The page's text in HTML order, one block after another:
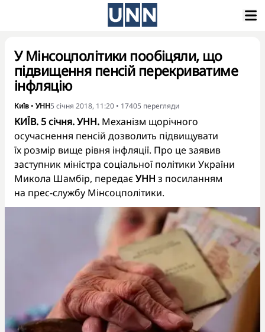
У Мінсоцполітики пообіцяли, що
підвищення пенсій перекриватиме
інфляцію
Київ • УНН5 січня 2018, 11:20 • 17405 перегляди
КИЇВ. 5 січня. УНН. Механізм щорічного
осучаснення пенсій дозволить підвищувати
їх розмір вище рівня інфляції. Про це заявив
заступник міністра соціальної політики України
Микола Шамбір, передає УНН з посиланням
на прес-службу Мінсоцполітики.